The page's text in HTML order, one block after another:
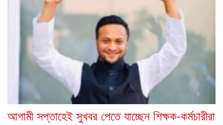
আগামী সপ্তাহেই সুখবর পেতে যাচ্ছেন শিক্ষক-কর্মচারীরা